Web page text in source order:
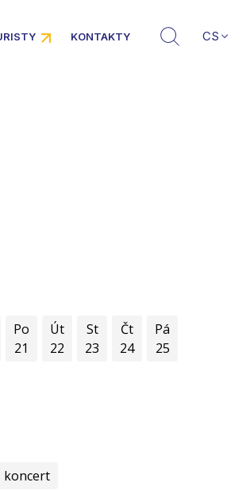
KONTAKTY CS
Po
21
Út
22
St
23
Čt
24
Pá
25
koncert